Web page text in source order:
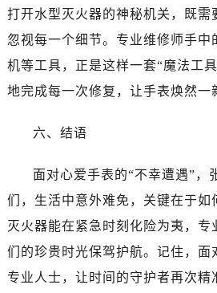
打开水型灭火器的神秘机关，既需
忽视每一个细节。专业维修师手中
机等工具，正是这样一套“魔法工
地完成每一次修复，让手表焕然一
六、结语
面对心爱手表的“不幸遭遇”，
们，生活中意外难免，关键在于如
灭火器能在紧急时刻化险为夷，专
们的珍贵时光保驾护航。记住，面
专业人士，让时间的守护者再次精